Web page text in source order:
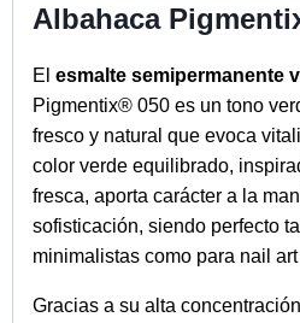
Albahaca
El esmalte semipermanente
Pigmentix® 050 es un tono
fresco y natural que evoca
color verde equilibrado,
fresca, aporta carácter a la
sofisticación, siendo perfecto
minimalistas como para nail
Gracias a su alta